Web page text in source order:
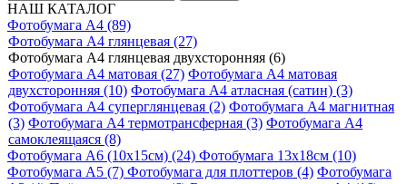
НАШ КАТАЛОГ
Фотобумага A4 (89)
Фотобумага A4 глянцевая (27)
Фотобумага A4 глянцевая двухсторонняя (6)
Фотобумага A4 матовая (27) Фотобумага A4 матовая
двухсторонняя (10) Фотобумага A4 атласная (сатин) (3)
Фотобумага A4 суперглянцевая (2) Фотобумага A4 магнитная
(3) Фотобумага A4 термотрансферная (3) Фотобумага A4
самоклеящаяся (8)
Фотобумага A6 (10х15см) (24) Фотобумага 13х18см (10)
Фотобумага A5 (7) Фотобумага для плоттеров (4) Фотобумага